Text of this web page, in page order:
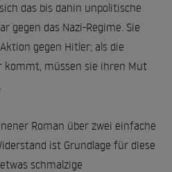
das bis dahin unpolitische
gegen das Nazi-Regime. Sie
gegen Hitler; als die
kommt, müssen sie ihren Mut
Roman über zwei einfache
ist Grundlage für diese
schmalzige